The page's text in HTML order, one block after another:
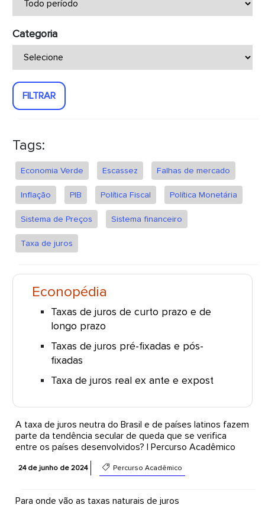
Categoria
FILTRAR
Tags:
Economia Verde Escassez Falhas de mercado
Inflação PIB Política Fiscal Política Monetária
Sistema de Preços Sistema financeiro
Taxa de juros
Econopédia
Taxas de juros de curto prazo e de
longo prazo
Taxas de juros pré-fixadas e pós-
fixadas
Taxa de juros real ex ante e expost
A taxa de juros neutra do Brasil e de países latinos fazem
parte da tendência secular de queda que se verifica
entre os países desenvolvidos? | Percurso Acadêmico
24 de junho de 2024 Percurso Acadêmico
Para onde vão as taxas naturais de juros